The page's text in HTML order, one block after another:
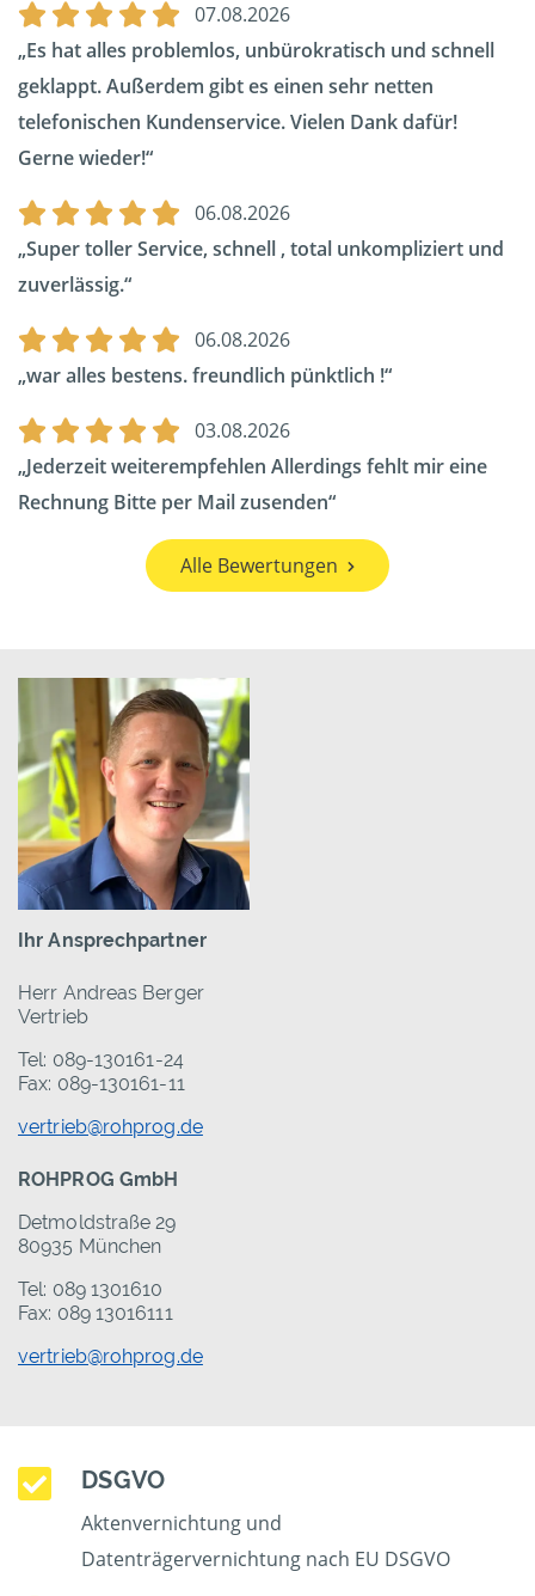
07.08.2026
Es hat alles problemlos, unbürokratisch und schnell
geklappt. Außerdem gibt es einen sehr netten
telefonischen Kundenservice. Vielen Dank dafür!
Gerne wieder!
06.08.2026
Super toller Service, schnell , total unkompliziert und
zuverlässig.
06.08.2026
war alles bestens. freundlich pünktlich !
03.08.2026
Jederzeit weiterempfehlen Allerdings fehlt mir eine
Rechnung Bitte per Mail zusenden
Alle Bewertungen
Ihr Ansprechpartner
Herr Andreas Berger
Vertrieb
Tel: 089-130161-24
Fax: 089-130161-11
vertrieb@rohprog.de
ROHPROG GmbH
Detmoldstraße 29
80935 München
Tel: 089 1301610
Fax: 089 13016111
vertrieb@rohprog.de
DSGVO
Aktenvernichtung und
Datenträgervernichtung nach EU DSGVO